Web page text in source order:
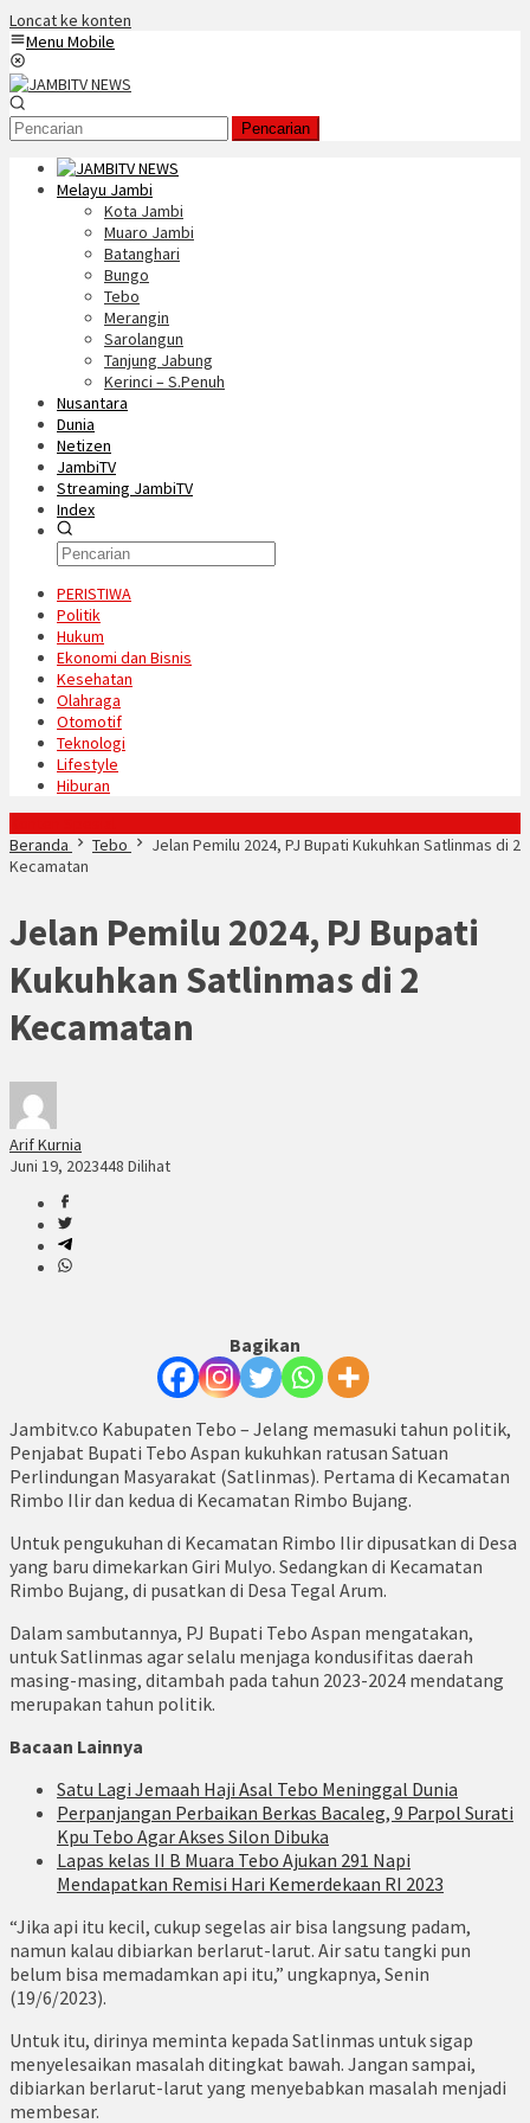
Loncat ke konten
Menu Mobile
Pencarian
Melayu Jambi
Kota Jambi
Muaro Jambi
Batanghari
Bungo
Tebo
Merangin
Sarolangun
Tanjung Jabung
Kerinci – S.Penuh
Nusantara
Dunia
Netizen
JambiTV
Streaming JambiTV
Index
PERISTIWA
Politik
Hukum
Ekonomi dan Bisnis
Kesehatan
Olahraga
Otomotif
Teknologi
Lifestyle
Hiburan
Beranda
Tebo
Jelan Pemilu 2024, PJ Bupati Kukuhkan Satlinmas di 2
Kecamatan
Jelan Pemilu 2024, PJ Bupati
Kukuhkan Satlinmas di 2
Kecamatan
Arif Kurnia
Juni 19, 2023448 Dilihat
Bagikan
Jambitv.co Kabupaten Tebo – Jelang memasuki tahun politik,
Penjabat Bupati Tebo Aspan kukuhkan ratusan Satuan
Perlindungan Masyarakat (Satlinmas). Pertama di Kecamatan
Rimbo Ilir dan kedua di Kecamatan Rimbo Bujang.
Untuk pengukuhan di Kecamatan Rimbo Ilir dipusatkan di Desa
yang baru dimekarkan Giri Mulyo. Sedangkan di Kecamatan
Rimbo Bujang, di pusatkan di Desa Tegal Arum.
Dalam sambutannya, PJ Bupati Tebo Aspan mengatakan,
untuk Satlinmas agar selalu menjaga kondusifitas daerah
masing-masing, ditambah pada tahun 2023-2024 mendatang
merupakan tahun politik.
Bacaan Lainnya
Satu Lagi Jemaah Haji Asal Tebo Meninggal Dunia
Perpanjangan Perbaikan Berkas Bacaleg, 9 Parpol Surati
Kpu Tebo Agar Akses Silon Dibuka
Lapas kelas II B Muara Tebo Ajukan 291 Napi
Mendapatkan Remisi Hari Kemerdekaan RI 2023
“Jika api itu kecil, cukup segelas air bisa langsung padam,
namun kalau dibiarkan berlarut-larut. Air satu tangki pun
belum bisa memadamkan api itu,” ungkapnya, Senin
(19/6/2023).
Untuk itu, dirinya meminta kepada Satlinmas untuk sigap
menyelesaikan masalah ditingkat bawah. Jangan sampai,
dibiarkan berlarut-larut yang menyebabkan masalah menjadi
membesar.